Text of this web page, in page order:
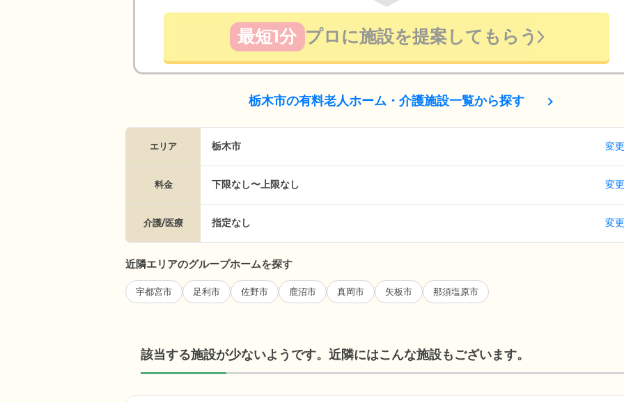
最短1分 プロに施設を提案してもらう
栃木市の有料老人ホーム・介護施設一覧から探す
エリア 栃木市 変更
料金 下限なし〜上限なし 変更
介護/医療 指定なし 変更
近隣エリアのグループホームを探す
宇都宮市 足利市 佐野市 鹿沼市 真岡市 矢板市 那須塩原市
該当する施設が少ないようです。近隣にはこんな施設もございます。